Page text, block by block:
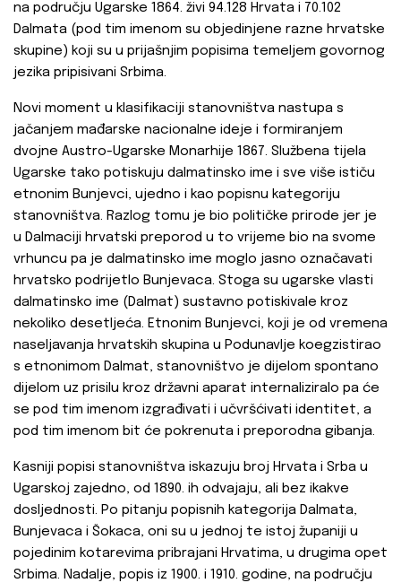
na području Ugarske 1864. živi 94.128 Hrvata i 70.102
Dalmata (pod tim imenom su objedinjene razne hrvatske
skupine) koji su u prijašnjim popisima temeljem govornog
jezika pripisivani Srbima.
Novi moment u klasifikaciji stanovništva nastupa s
jačanjem mađarske nacionalne ideje i formiranjem
dvojne Austro-Ugarske Monarhije 1867. Službena tijela
Ugarske tako potiskuju dalmatinsko ime i sve više ističu
etnonim Bunjevci, ujedno i kao popisnu kategoriju
stanovništva. Razlog tomu je bio političke prirode jer je
u Dalmaciji hrvatski preporod u to vrijeme bio na svome
vrhuncu pa je dalmatinsko ime moglo jasno označavati
hrvatsko podrijetlo Bunjevaca. Stoga su ugarske vlasti
dalmatinsko ime (Dalmat) sustavno potiskivale kroz
nekoliko desetljeća. Etnonim Bunjevci, koji je od vremena
naseljavanja hrvatskih skupina u Podunavlje koegzistirao
s etnonimom Dalmat, stanovništvo je dijelom spontano
dijelom uz prisilu kroz državni aparat internaliziralo pa će
se pod tim imenom izgrađivati i učvršćivati identitet, a
pod tim imenom bit će pokrenuta i preporodna gibanja.
Kasniji popisi stanovništva iskazuju broj Hrvata i Srba u
Ugarskoj zajedno, od 1890. ih odvajaju, ali bez ikakve
dosljednosti. Po pitanju popisnih kategorija Dalmata,
Bunjevaca i Šokaca, oni su u jednoj te istoj županiji u
pojedinim kotarevima pribrajani Hrvatima, u drugima opet
Srbima. Nadalje, popis iz 1900. i 1910. godine, na području